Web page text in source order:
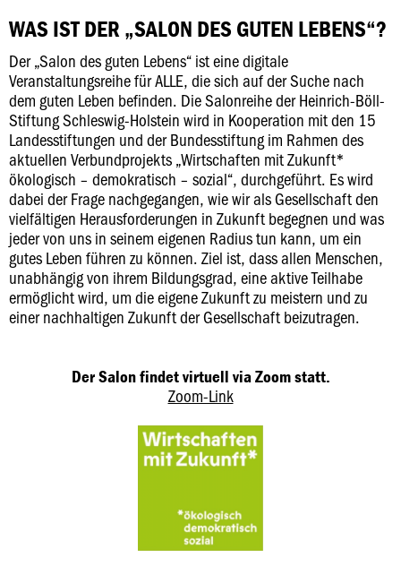
WAS IST DER „SALON DES GUTEN LEBENS“?
Der „Salon des guten Lebens“ ist eine digitale
Veranstaltungsreihe für ALLE, die sich auf der Suche nach
dem guten Leben befinden. Die Salonreihe der Heinrich-Böll-
Stiftung Schleswig-Holstein wird in Kooperation mit den 15
Landesstiftungen und der Bundesstiftung im Rahmen des
aktuellen Verbundprojekts „Wirtschaften mit Zukunft*
ökologisch – demokratisch – sozial“, durchgeführt. Es wird
dabei der Frage nachgegangen, wie wir als Gesellschaft den
vielfältigen Herausforderungen in Zukunft begegnen und was
jeder von uns in seinem eigenen Radius tun kann, um ein
gutes Leben führen zu können. Ziel ist, dass allen Menschen,
unabhängig von ihrem Bildungsgrad, eine aktive Teilhabe
ermöglicht wird, um die eigene Zukunft zu meistern und zu
einer nachhaltigen Zukunft der Gesellschaft beizutragen.
Der Salon findet virtuell via Zoom statt.
Zoom-Link